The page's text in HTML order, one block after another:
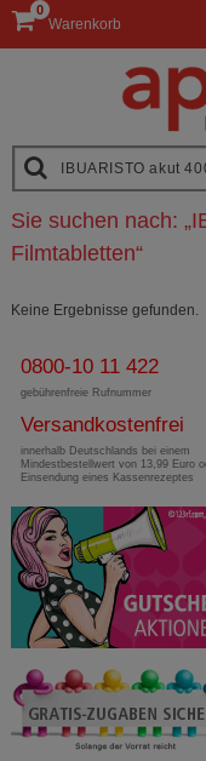
Warenkorb
0
Sie suchen nach: „
Filmtabletten“
Keine Ergebnisse gefunden.
0800-10 11 422
gebührenfreie Rufnummer
Versandkostenfrei
innerhalb Deutschlands bei einem
Mindestbestellwert von 13,99 Euro
Einsendung eines Kassenrezeptes